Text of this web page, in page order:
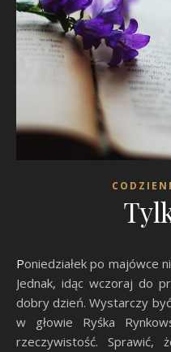
Poniedziałek po majówce nie może się udać. Nie może i już.
Jednak, idąc wczoraj do
dobry dzień. Wystarczy
w głowie Ryśka
rzeczywistość.